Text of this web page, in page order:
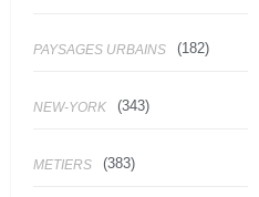
PAYSAGES URBAINS (182)
NEW-YORK (343)
METIERS (383)